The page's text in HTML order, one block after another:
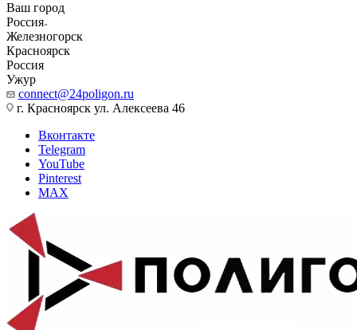
Ваш город
Россия
Железногорск
Красноярск
Россия
Ужур
connect@24poligon.ru
г. Красноярск ул. Алексеева 46
Вконтакте
Telegram
YouTube
Pinterest
MAX